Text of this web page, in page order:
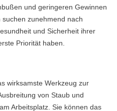
linkedin
und geringeren Gewinnen
zunehmend nach
und Sicherheit ihrer
Priorität haben.
wirksamste Werkzeug zur
von Staub und
Arbeitsplatz. Sie können das